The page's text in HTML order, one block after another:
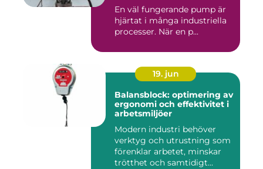
En väl fungerande pump är
hjärtat i många industriella
processer. När en p...
19. jun
Balansblock: optimering av
ergonomi och effektivitet i
arbetsmiljöer
Modern industri behöver
verktyg och utrustning som
förenklar arbetet, minskar
trötthet och samtidigt...